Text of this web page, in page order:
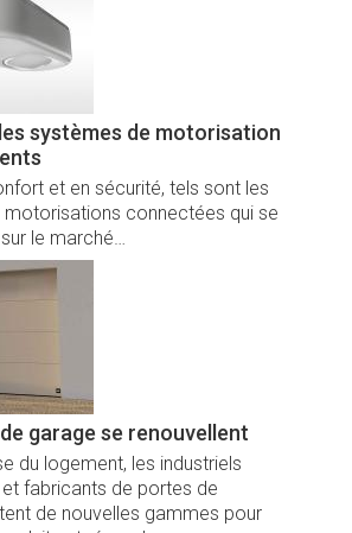
systèmes de motorisation
et en sécurité, tels sont les
connectées qui se
le marché…
garage se renouvellent
du logement, les industriels
fabricants de portes de
de nouvelles gammes pour